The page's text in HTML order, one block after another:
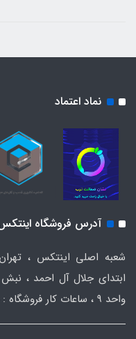
نماد اعتماد
آدرس فروشگاه
شعبه اصلی اینتکس ،
واحد ۹ ، ساعات کار فروشگاه : ۱۰ صبح تا ۹ شب.